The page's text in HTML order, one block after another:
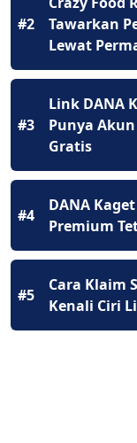
#2
Tawarkan
Lewat
#3
Link DANA
Punya
Gratis
#4
DANA
Premium
#5
Cara Klaim
Kenali Ciri